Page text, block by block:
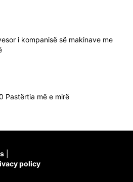
i kompanisë së makinave me
Pastërtia më e mirë
policy